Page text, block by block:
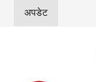
अपडेट